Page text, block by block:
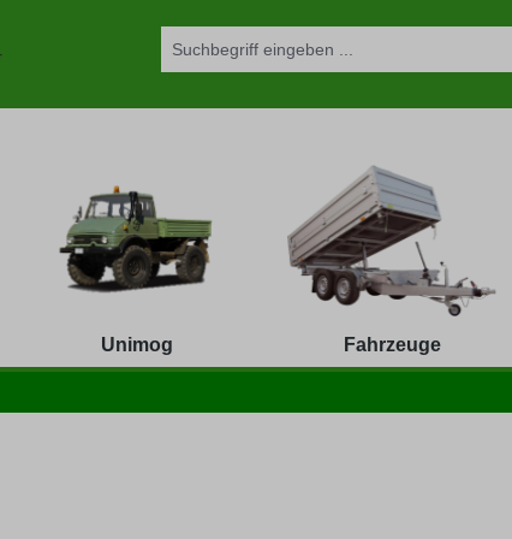
Unimog Fahrzeuge